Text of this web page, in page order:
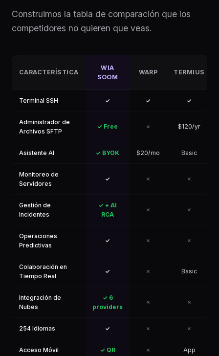
Construimos la tabla de comparación que los
competidores no quieren que veas.
CARACTERÍSTICA
WIA
SOOM
WARP TERMIUS
Terminal SSH ✓ ✓ ✓
Administrador de
Archivos SFTP
✓ Free ✗ $120/yr
Asistente AI ✓ BYOK $20/mo Basic
Monitoreo de
Servidores
✓ ✗ ✗
Gestión de
Incidentes
✓ + AI
RCA
✗ ✗
Operaciones
Predictivas
✓ ✗ ✗
Colaboración en
Tiempo Real
✓ ✗ Basic
Integración de
Nubes
✓ 6
providers
✗ ✗
254 Idiomas ✓ ✗ ✗
Acceso Móvil ✓ QR ✗ App